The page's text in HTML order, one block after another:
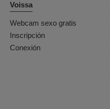
Voissa
Webcam sexo gratis
Inscripción
Conexión